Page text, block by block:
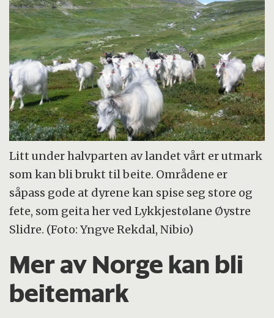
Litt under halvparten av landet vårt er utmark
som kan bli brukt til beite. Områdene er
såpass gode at dyrene kan spise seg store og
fete, som geita her ved Lykkjestølane Øystre
Slidre. (Foto: Yngve Rekdal, Nibio)
Mer av Norge kan bli
beitemark